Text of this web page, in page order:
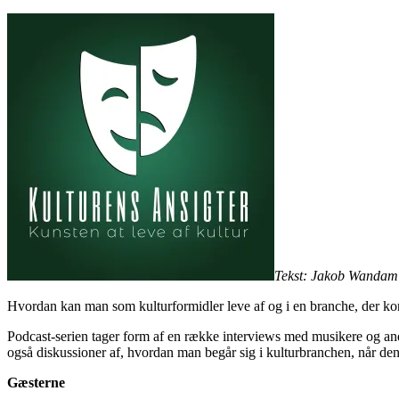
Tekst: Jakob Wandam
Hvordan kan man som kulturformidler leve af og i en branche, der
Podcast-serien tager form af en række interviews med musikere og
også diskussioner af, hvordan man begår sig i kulturbranchen, når
Gæsterne